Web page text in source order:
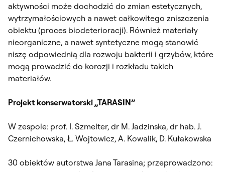
aktywności może dochodzić do zmian estetycznych,
wytrzymałościowych a nawet całkowitego zniszczenia
obiektu (proces biodeterioracji). Również materiały
nieorganiczne, a nawet syntetyczne mogą stanowić
niszę odpowiednią dla rozwoju bakterii i grzybów, które
mogą prowadzić do korozji i rozkładu takich
materiałów.
Projekt konserwatorski „TARASIN”
W zespole: prof. I. Szmelter, dr M. Jadzinska, dr hab. J.
Czernichowska, Ł. Wojtowicz, A. Kowalik, D. Kułakowska
30 obiektów autorstwa Jana Tarasina; przeprowadzono: